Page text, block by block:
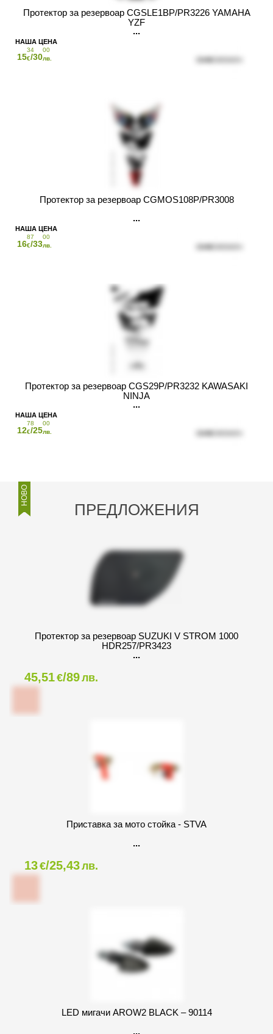
ПРЕДЛОЖЕНИЯ
НОВО
Протектор за резервоар SUZUKI V STROM 1000
HDR257/PR3423
45,51€/89лв.
Приставка за мото стойка - STVA
13€/25,43лв.
LED мигачи AROW2 BLACK – 90114
Протектор за резервоар CGSLE1BP/PR3226 YAMAHA
YZF
15
34
€/30
00
лв.
Протектор за резервоар CGMOS108P/PR3008
16
87
€/33
00
лв.
Протектор за резервоар CGS29P/PR3232 KAWASAKI
NINJA
12
78
€/25
00
лв.